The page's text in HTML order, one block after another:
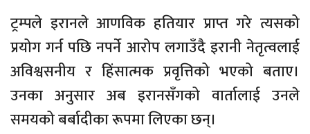
ट्रम्पले इरानले आणविक हतियार प्राप्त गरे त्यसको
प्रयोग गर्न पछि नपर्ने आरोप लगाउँदै इरानी नेतृत्वलाई
अविश्वसनीय र हिंसात्मक प्रवृत्तिको भएको बताए।
उनका अनुसार अब इरानसँगको वार्तालाई उनले
समयको बर्बादीका रूपमा लिएका छन्।